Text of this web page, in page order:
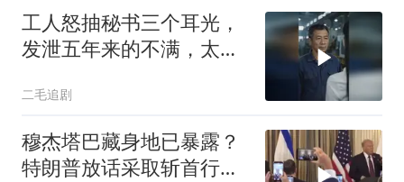
工人怒抽秘书三个耳光，
发泄五年来的不满，太解
二毛追剧
穆杰塔巴藏身地已暴露？
特朗普放话采取斩首行